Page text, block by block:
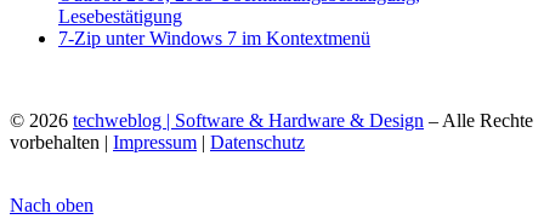
Lesebestätigung
7-Zip unter Windows 7 im Kontextmenü
© 2026 techweblog | Software & Hardware & Design – Alle Rechte
vorbehalten | Impressum | Datenschutz
Nach oben